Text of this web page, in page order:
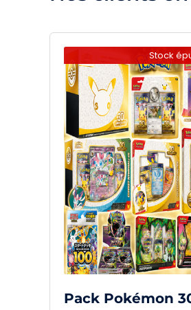
Stock
Pack Pokémon